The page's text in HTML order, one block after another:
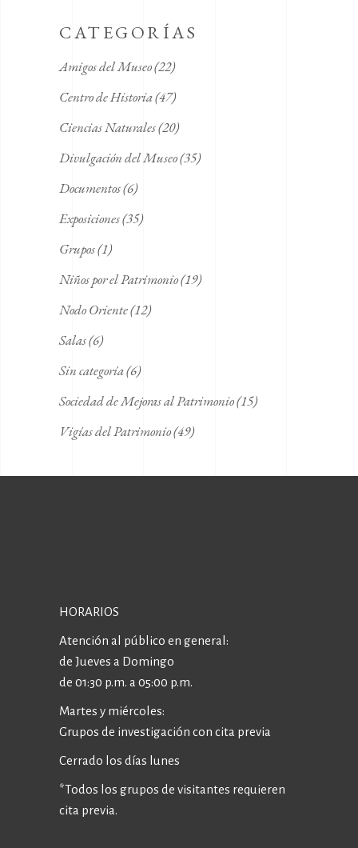
CATEGORÍAS
Amigos del Museo(22)
Centro de Historia(47)
Ciencias Naturales(20)
Divulgación del Museo(35)
Documentos(6)
Exposiciones(35)
Grupos(1)
Niños por el Patrimonio(19)
Nodo Oriente(12)
Salas(6)
Sin categoría(6)
Sociedad de Mejoras al Patrimonio(15)
Vigías del Patrimonio(49)
HORARIOS
Atención al público en general:
de Jueves a Domingo
de 01:30 p.m. a 05:00 p.m.
Martes y miércoles:
Grupos de investigación con cita previa
Cerrado los días lunes
*Todos los grupos de visitantes requieren
cita previa.